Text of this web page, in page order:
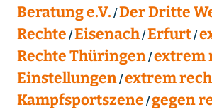
Beratung e.V. Der Dritte
Rechte Eisenach Erfurt
Rechte Thüringen extrem
Einstellungen extrem
Kampfsportszene gegen